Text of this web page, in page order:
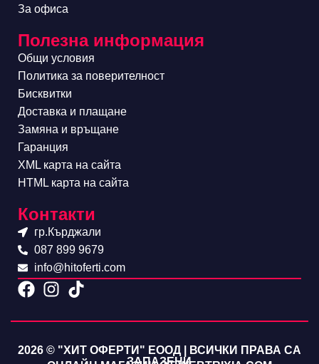
За офиса
Полезна информация
Общи условия
Политика за поверителност
Бисквитки
Доставка и плащане
Замяна и връщане
Гаранция
XML карта на сайта
HTML карта на сайта
Контакти
гр.Кърджали
087 899 9679
info@hitoferti.com
2026 © "ХИТ ОФЕРТИ" ЕООД | ВСИЧКИ ПРАВА СА
ЗАПАЗЕНИ